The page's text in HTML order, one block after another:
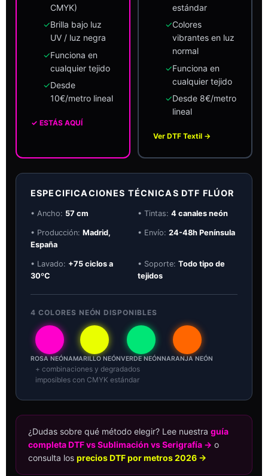
CMYK)
✓Brilla bajo luz
UV / luz negra
✓Funciona en
cualquier tejido
✓Desde
10€/metro lineal
✓ ESTÁS AQUÍ
estándar
✓Colores
vibrantes en luz
normal
✓Funciona en
cualquier tejido
✓Desde 8€/metro
lineal
Ver DTF Textil →
ESPECIFICACIONES TÉCNICAS DTF FLÚOR
• Ancho: 57 cm • Tintas: 4 canales neón
• Producción: Madrid,
España
• Envío: 24-48h Península
• Lavado: +75 ciclos a
30ºC
• Soporte: Todo tipo de
tejidos
4 COLORES NEÓN DISPONIBLES
ROSA NEÓNAMARILLO NEÓNVERDE NEÓNNARANJA NEÓN
+ combinaciones y degradados
imposibles con CMYK estándar
¿Dudas sobre qué método elegir? Lee nuestra guía
completa DTF vs Sublimación vs Serigrafía → o
consulta los precios DTF por metros 2026 →